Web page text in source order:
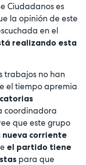
Ciudadanos es
la opinión de este
en el
realizando esta
trabajos no han
el tiempo apremia
coordinadora
que este grupo
nueva corriente
el partido tiene
para que